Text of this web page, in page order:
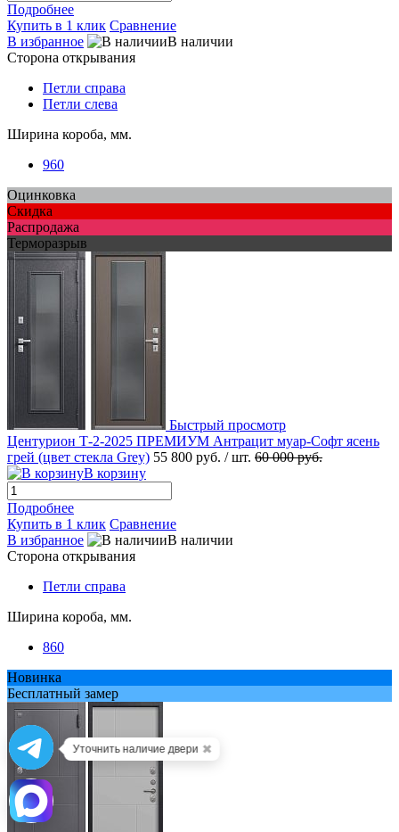
Подробнее
Купить в 1 клик Сравнение
В избранное
В наличии
Сторона открывания
Петли справа
Петли слева
Ширина короба, мм.
960
Оцинковка
Скидка
Распродажа
Терморазрыв
Быстрый просмотр
Центурион Т-2-2025 ПРЕМИУМ Антрацит муар-Софт ясень
грей (цвет стекла Grey) 55 800 руб. / шт. 60 000 руб.
В корзину
Подробнее
Купить в 1 клик Сравнение
В избранное
В наличии
Сторона открывания
Петли справа
Ширина короба, мм.
860
Новинка
Бесплатный замер
Уточнить наличие двери ✖